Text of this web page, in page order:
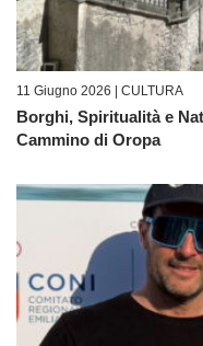
11 Giugno 2026 | CULTURA
Borghi, Spiritualità e
Cammino di Oropa